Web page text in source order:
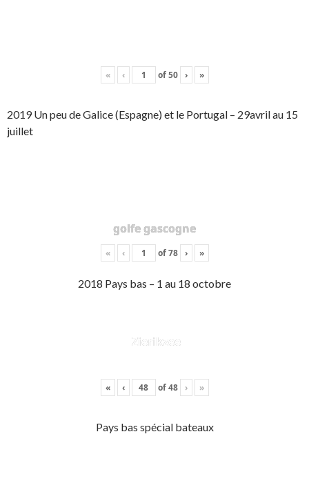
« ‹ of50 › »
2019 Un peu de Galice (Espagne) et le Portugal – 29avril au 15
juillet
golfe gascogne
« ‹ of78 › »
2018 Pays bas – 1 au 18 octobre
Zierikzee
« ‹ of48 › »
Pays bas spécial bateaux